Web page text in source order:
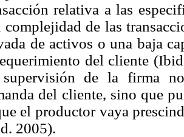
relativa a las
complejidad de las
de activos o una baja
del cliente
de la firma
del cliente, sino que
el productor vaya
2005).